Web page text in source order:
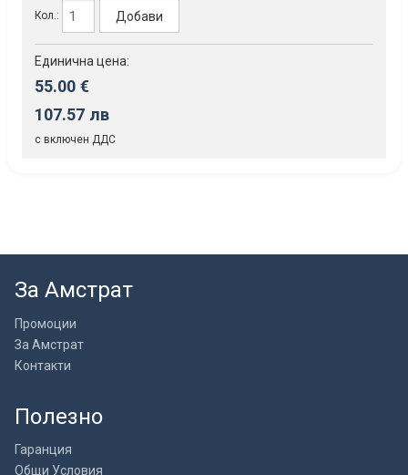
Кол.: Добави
Единична цена:
55.00 €
107.57 лв
с включен ДДС
За Амстрат
Промоции
За Амстрат
Контакти
Полезно
Гаранция
Общи Условия